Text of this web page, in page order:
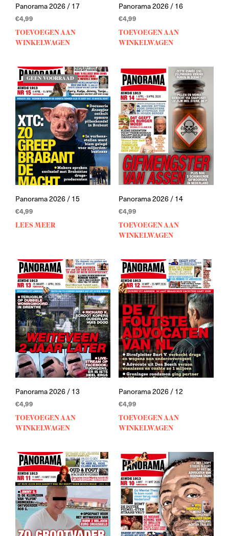
Panorama 2026 / 17
€4,99
TOEVOEGEN AAN
WINKELWAGEN
Panorama 2026 / 16
€4,99
TOEVOEGEN AAN
WINKELWAGEN
GEEN VOORRAAD
Panorama 2026 / 15
€4,99
LEES MEER
Panorama 2026 / 14
€4,99
TOEVOEGEN AAN
WINKELWAGEN
Panorama 2026 / 13
€4,99
TOEVOEGEN AAN
WINKELWAGEN
Panorama 2026 / 12
€4,99
TOEVOEGEN AAN
WINKELWAGEN